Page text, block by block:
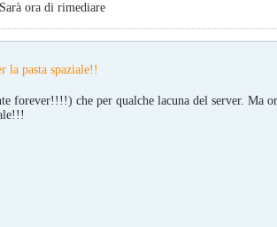
ora di rimediare
la pasta spaziale!!
che per qualche lacuna del server. Ma